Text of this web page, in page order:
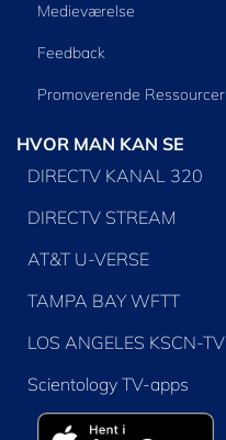
Medieværelse
Feedback
Promoverende Ressourcer
HVOR MAN KAN SE
DIRECTV KANAL 320
DIRECTV STREAM
AT&T U-VERSE
TAMPA BAY WFTT
LOS ANGELES KSCN-TV
Scientology TV-apps